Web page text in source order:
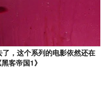
了，这个系列的电影依然还在
客帝国1》